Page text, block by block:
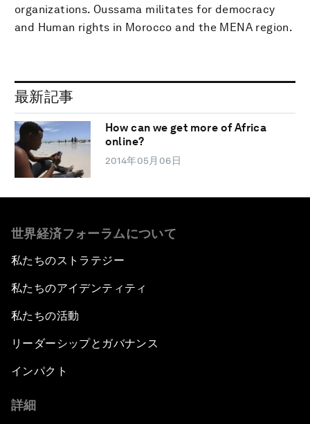
organizations. Oussama militates for democracy
and Human rights in Morocco and the MENA region.
最新記事
How can we get more of Africa
online?
2014年05月06日
世界経済フォーラムについて
私たちのストラテジー
私たちのアイデンティティ
私たちの活動
リーダーシップとガバナンス
インパクト
詳細